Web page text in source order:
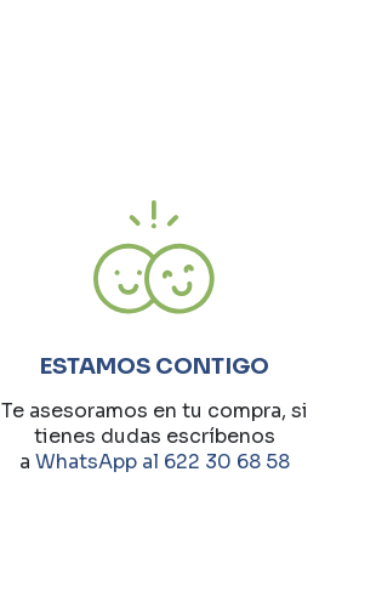
ESTAMOS CONTIGO
Te asesoramos en tu compra, si
tienes dudas escríbenos
a WhatsApp al 622 30 68 58